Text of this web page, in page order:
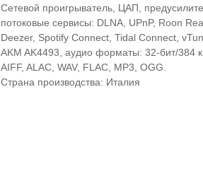
Сетевой проигрыватель, ЦАП,
потоковые сервисы: DLNA, UPnP, Roon
Deezer, Spotify Connect, Tidal Connect,
AKM AK4493, аудио форматы: 32-бит/384
AIFF, ALAC, WAV, FLAC, MP3, OGG.
Страна производства: Италия